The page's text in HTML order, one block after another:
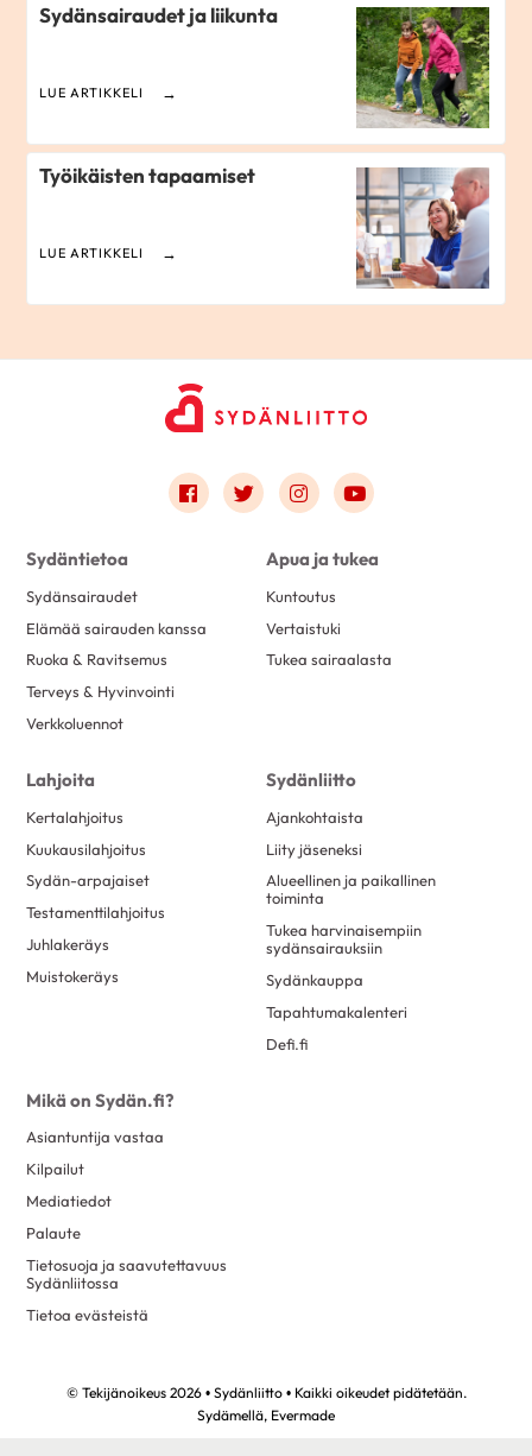
Sydänsairaudet ja liikunta
LUE ARTIKKELI
Työikäisten tapaamiset
LUE ARTIKKELI
Link to facebook
Link to twitter
Link to instagram
Link to youtube
Sydäntietoa
Sydänsairaudet
Elämää sairauden kanssa
Ruoka & Ravitsemus
Terveys & Hyvinvointi
Verkkoluennot
Apua ja tukea
Kuntoutus
Vertaistuki
Tukea sairaalasta
Lahjoita
Kertalahjoitus
Kuukausilahjoitus
Sydän-arpajaiset
Testamenttilahjoitus
Juhlakeräys
Muistokeräys
Sydänliitto
Ajankohtaista
Liity jäseneksi
Alueellinen ja paikallinen
toiminta
Tukea harvinaisempiin
sydänsairauksiin
Sydänkauppa
Tapahtumakalenteri
Defi.fi
Mikä on Sydän.fi?
Asiantuntija vastaa
Kilpailut
Mediatiedot
Palaute
Tietosuoja ja saavutettavuus
Sydänliitossa
Tietoa evästeistä
© Tekijänoikeus 2026 • Sydänliitto • Kaikki oikeudet pidätetään.
Sydämellä, Evermade